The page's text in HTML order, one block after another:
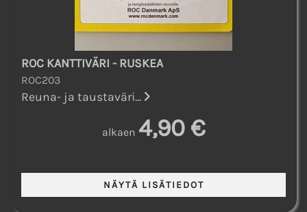
ROC KANTTIVÄRI - RUSKEA
ROC203
Reuna- ja taustaväri...
alkaen 4,90 €